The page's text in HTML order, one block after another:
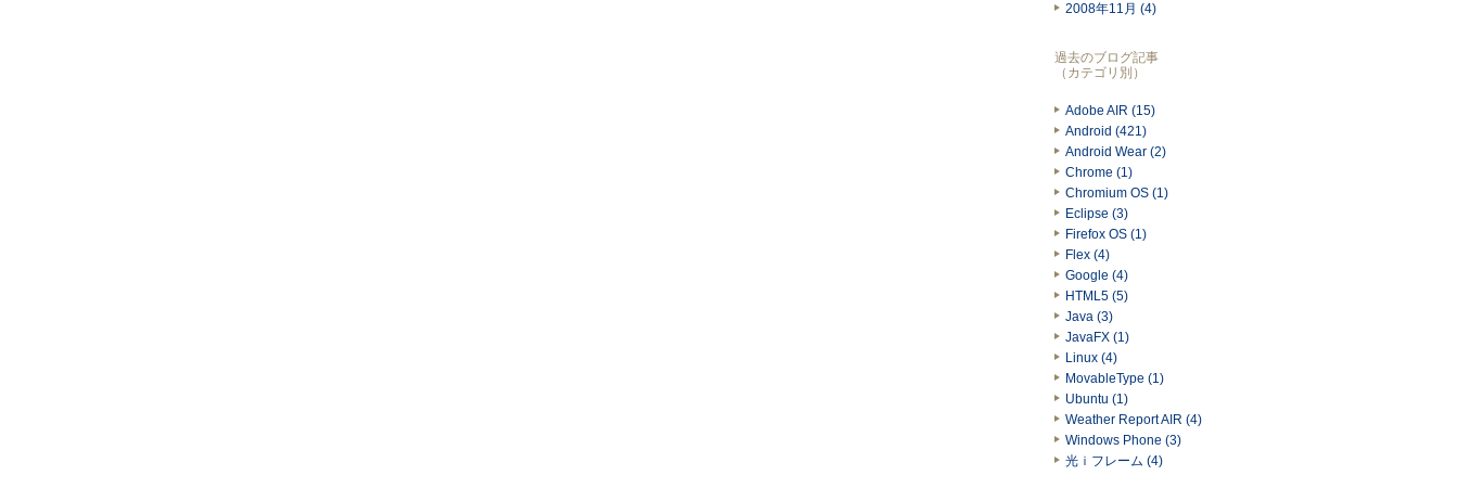
2008年11月 (4)
過去のブログ記事
（カテゴリ別）
Adobe AIR (15)
Android (421)
Android Wear (2)
Chrome (1)
Chromium OS (1)
Eclipse (3)
Firefox OS (1)
Flex (4)
Google (4)
HTML5 (5)
Java (3)
JavaFX (1)
Linux (4)
MovableType (1)
Ubuntu (1)
Weather Report AIR (4)
Windows Phone (3)
光ｉフレーム (4)